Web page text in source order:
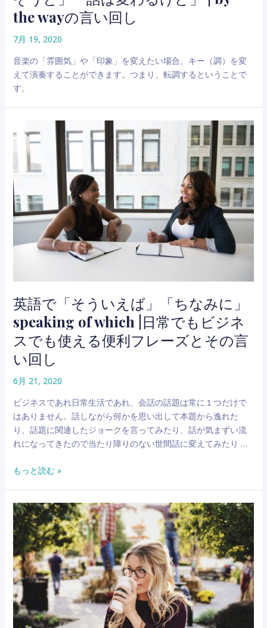
せ
て」
を
語
で
言
う
the wayの言い回し
7月 19, 2020
音楽の「雰囲気」や「印象」を変えたい場合、キー（調）を変
えて演奏することができます。つまり、転調するということで
す。
英語で「そういえば」「ちなみに」
speaking of which |日常でもビジネ
スでも使える便利フレーズとその言
い回し
6月 21, 2020
ビジネスであれ日常生活であれ、会話の話題は常に１つだけで
はありません。話しながら何かを思い出して本題から逸れた
り、話題に関連したジョークを言ってみたり、話が気まずい流
れになってきたので当たり障りのない世間話に変えてみたり …
英
「そ
う
い
え
ば」
「ち
な
み
に」
もっと読む »